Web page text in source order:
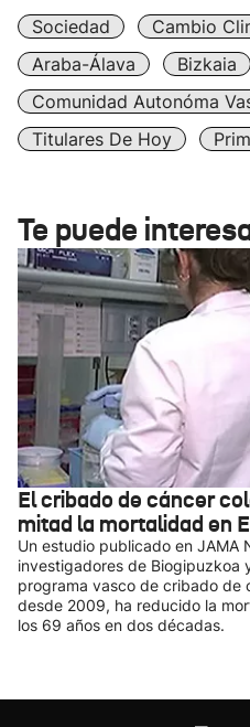
Sociedad Cambio
Araba-Álava
Bizkaia
Comunidad Autonóma
Titulares De Hoy
Te puede
El cribado de cáncer
mitad la mortalidad en
Un estudio publicado en JAMA
investigadores de Biogipuzkoa
programa vasco de cribado de
desde 2009, ha reducido la
los 69 años en dos décadas.